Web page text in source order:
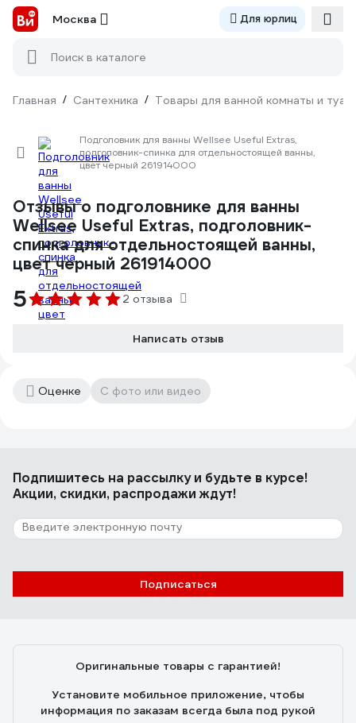
Москва Для юрлиц
Поиск в каталоге
Главная / Сантехника / Товары для ванной комнаты и
Подголовник для ванны Wellsee Useful Extras,
подголовник-спинка для отдельностоящей ванны,
цвет черный 261914000
Отзывы о подголовнике для ванны
Wellsee Useful Extras, подголовник-
спинка для отдельностоящей ванны,
цвет черный 261914000
5 2 отзыва
Написать отзыв
Оценке С фото или видео
Подпишитесь на рассылкуи будьте в курсе!
Акции, скидки, распродажи ждут!
Подписаться
Оригинальные товары с гарантией!
Установите мобильное приложение, чтобы
информация по заказам всегда была под рукой